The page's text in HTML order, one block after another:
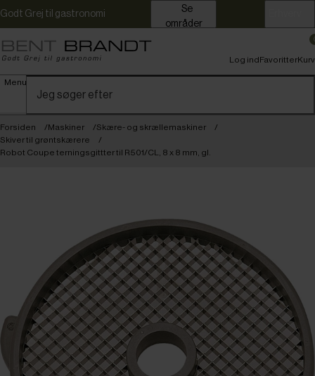
Godt Grej til gastronomi
områder
Menu
Log indFavoritterKurv
Forsiden Maskiner
Skære- og skrællemaskiner
Skiver til grøntskærere
Robot Coupe terningsgittter til R501/CL, 8 x 8 mm, gl.